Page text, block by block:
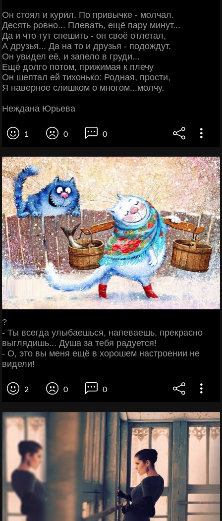
Он стоял и курил. По привычке - молчал.
Десять ровно... Плевать, ещё пару минут...
Да и что тут спешить - он своё отлетал,
А друзья... Да на то и друзья - подождут.
Он увидел её, и запело в груди...
Ещё долго потом, прижимая к плечу
Он шептал ей тихонько: Родная, прости,
Я наверное слишком о многом...молчу.
Неждана Юрьева
1 0 0
?
- Ты всегда улыбаешься, напеваешь, прекрасно
выглядишь... Душа за тебя радуется!
- О, это вы меня ещё в хорошем настроении не
видели!
2 0 0